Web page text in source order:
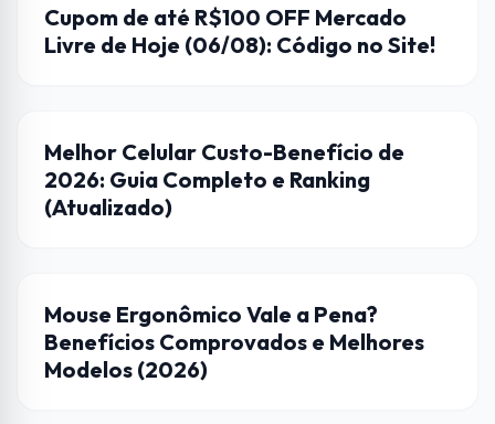
CUPONS DE DESCONTO
Cupom de até R$100 OFF Mercado
Livre de Hoje (06/08): Código no Site!
DICAS
Melhor Celular Custo-Benefício de
2026: Guia Completo e Ranking
(Atualizado)
CASA CONECTADA
Mouse Ergonômico Vale a Pena?
Benefícios Comprovados e Melhores
Modelos (2026)